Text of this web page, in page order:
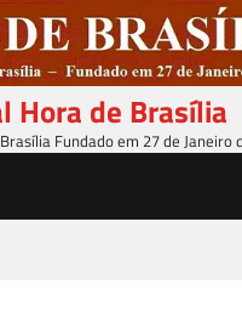
Hora de Brasília
Fundado em 27 de Janeiro